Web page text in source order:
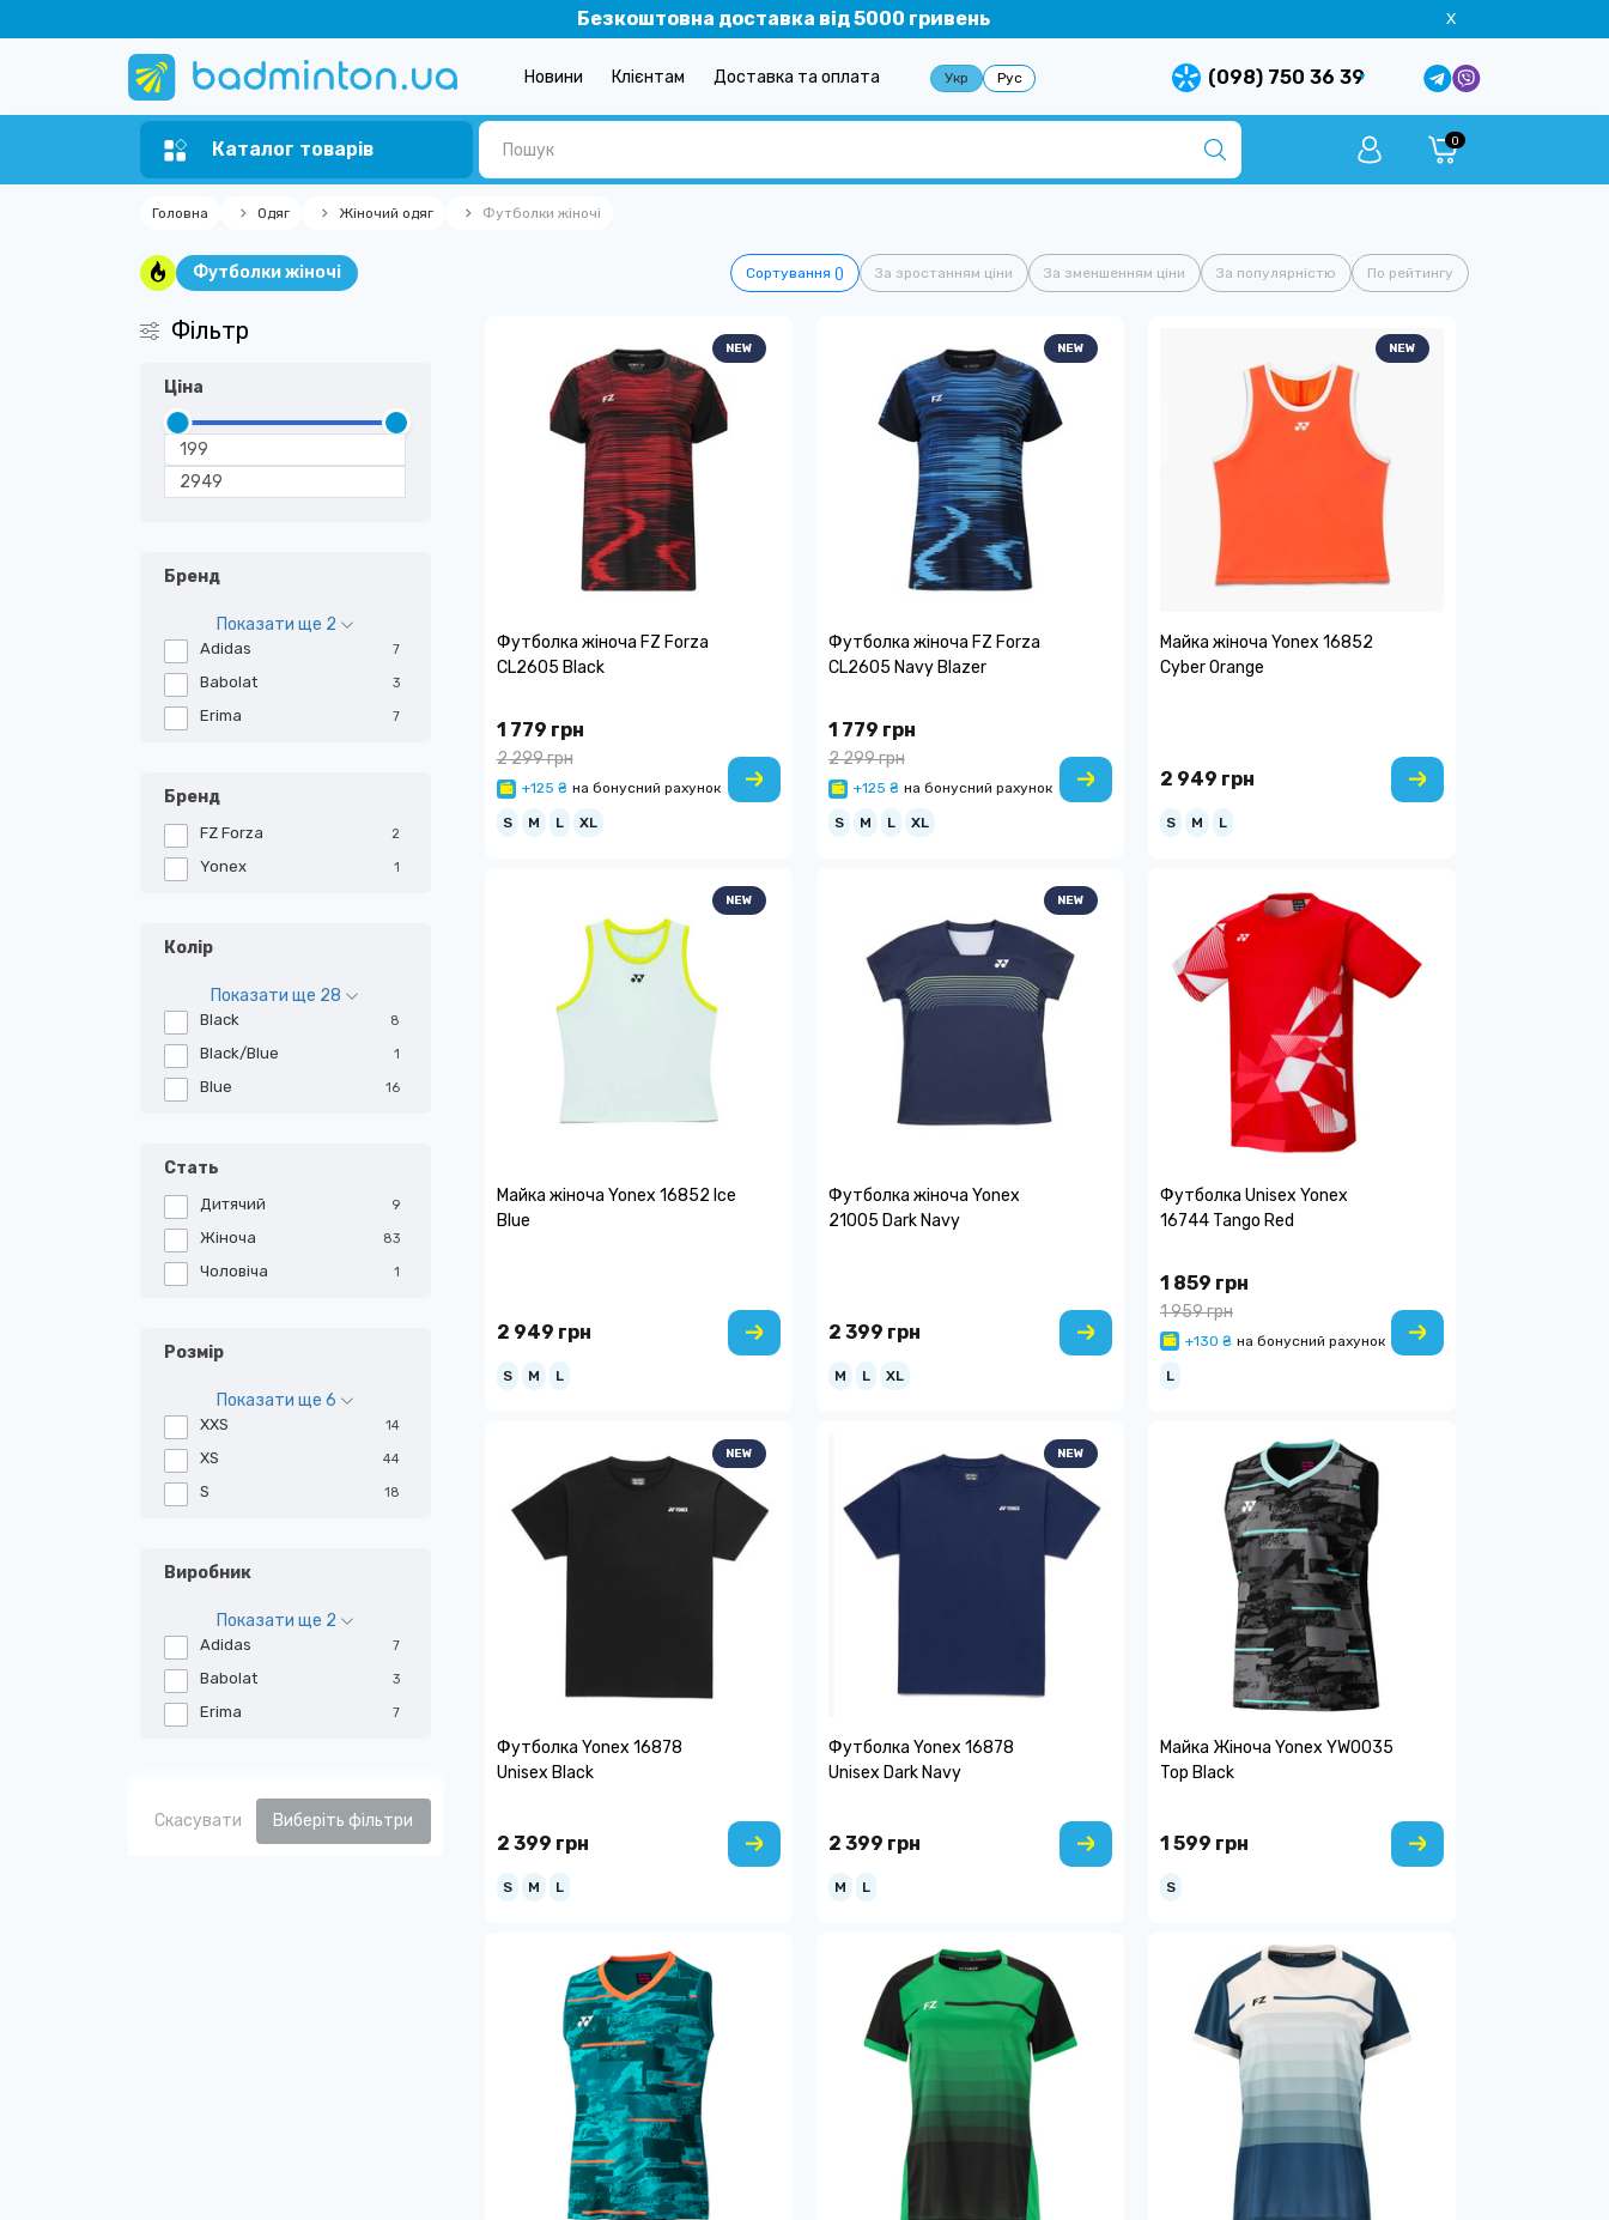
Безкоштовна доставка від 5000 гривень X
Новини Клієнтам Доставка та оплата Укр Рус (098) 750 36 39
Каталог товарів 0
Головна Одяг Жіночий одяг Футболки жіночі
Футболки жіночі Сортування () За зростанням ціни За зменшенням ціни За популярністю По рейтингу
Фільтр
Ціна
Бренд
Adidas 7
Babolat 3
Erima 7
Показати ще 2
Бренд
FZ Forza 2
Yonex 1
Колір
Black 8
Black/Blue 1
Blue 16
Показати ще 28
Стать
Дитячий 9
Жіноча 83
Чоловіча 1
Розмір
XXS 14
XS 44
S 18
Показати ще 6
Виробник
Adidas 7
Babolat 3
Erima 7
Показати ще 2
Скасувати Виберіть фільтри
NEW
Футболка жіноча FZ Forza
CL2605 Black
1 779 грн
2 299 грн
+125 ₴ на бонусний рахунок
S M L XL
NEW
Футболка жіноча FZ Forza
CL2605 Navy Blazer
1 779 грн
2 299 грн
+125 ₴ на бонусний рахунок
S M L XL
NEW
Майка жіноча Yonex 16852
Cyber Orange
2 949 грн
S M L
NEW
Майка жіноча Yonex 16852 Ice
Blue
2 949 грн
S M L
NEW
Футболка жіноча Yonex
21005 Dark Navy
2 399 грн
M L XL
Футболка Unisex Yonex
16744 Tango Red
1 859 грн
1 959 грн
+130 ₴ на бонусний рахунок
L
NEW
Футболка Yonex 16878
Unisex Black
2 399 грн
S M L
NEW
Футболка Yonex 16878
Unisex Dark Navy
2 399 грн
M L
Майка Жіноча Yonex YW0035
Top Black
1 599 грн
S